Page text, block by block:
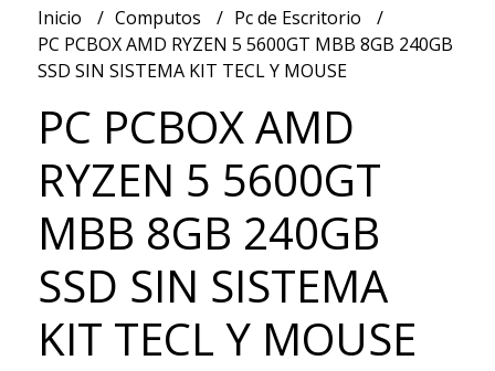
Inicio Computos
Pc de Escritorio
PC PCBOX AMD RYZEN 5 5600GT MBB 8GB 240GB
SSD SIN SISTEMA KIT TECL Y MOUSE
PC PCBOX AMD
RYZEN 5 5600GT
MBB 8GB 240GB
SSD SIN SISTEMA
KIT TECL Y MOUSE